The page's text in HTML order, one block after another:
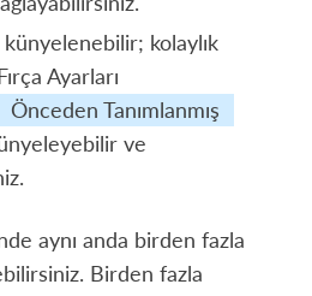
kolaylık
Ayarları
Önceden Tanımlanmış
ve
aynı anda birden fazla
Birden fazla